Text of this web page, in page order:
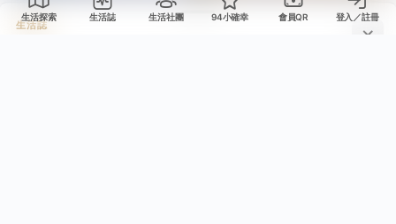
生活探索 生活誌 生活社團 94小確幸 會員QR 登入／註冊
生活誌
分享這則動態
生活誌